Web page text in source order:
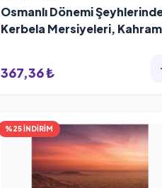
Osmanlı Dönemi
Kerbela Mersiyeleri,
367,36 ₺
%25 İNDİRİM